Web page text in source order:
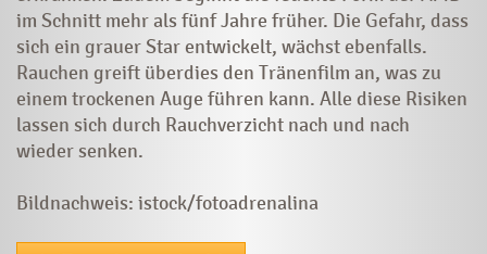
im Schnitt mehr als fünf Jahre früher. Die Gefahr, dass
sich ein grauer Star entwickelt, wächst ebenfalls.
Rauchen greift überdies den Tränenfilm an, was zu
einem trockenen Auge führen kann. Alle diese Risiken
lassen sich durch Rauchverzicht nach und nach
wieder senken.
Bildnachweis: istock/fotoadrenalina